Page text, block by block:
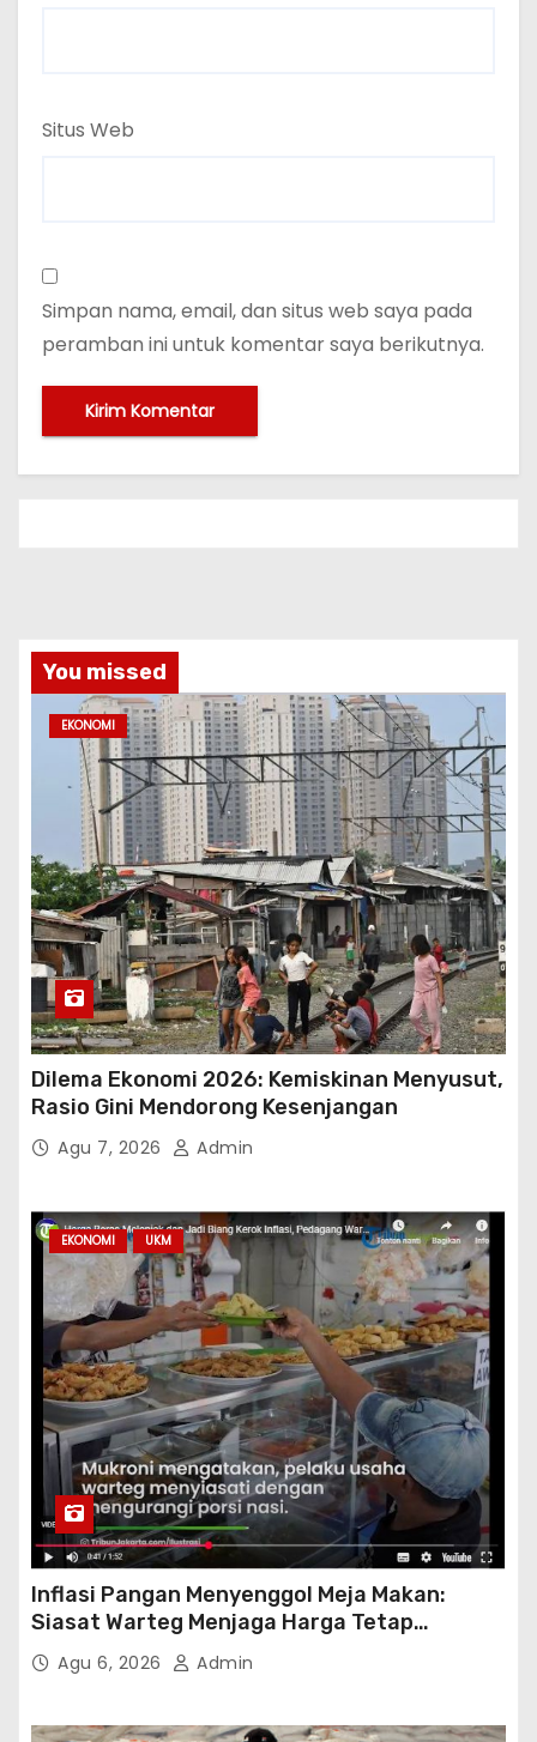
Situs Web
Simpan nama, email, dan situs web saya pada
peramban ini untuk komentar saya berikutnya.
You missed
EKONOMI
Dilema Ekonomi 2026: Kemiskinan Menyusut,
Rasio Gini Mendorong Kesenjangan
Agu 7, 2026 Admin
EKONOMI UKM
Inflasi Pangan Menyenggol Meja Makan:
Siasat Warteg Menjaga Harga Tetap
Terjangkau
Agu 6, 2026 Admin